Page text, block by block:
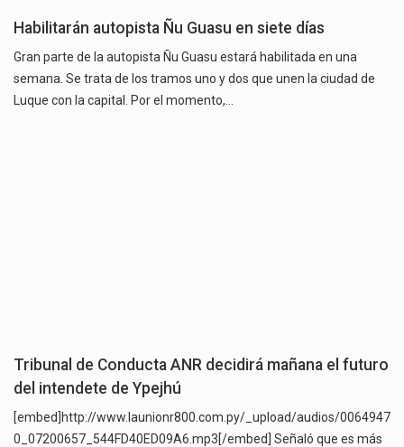
Habilitarán autopista Ñu Guasu en siete días
Gran parte de la autopista Ñu Guasu estará habilitada en una
semana. Se trata de los tramos uno y dos que unen la ciudad de
Luque con la capital. Por el momento,…
Tribunal de Conducta ANR decidirá mañana el futuro
del intendete de Ypejhú
[embed]http://www.launionr800.com.py/_upload/audios/0064947
0_07200657_544FD40ED09A6.mp3[/embed] Señaló que es más